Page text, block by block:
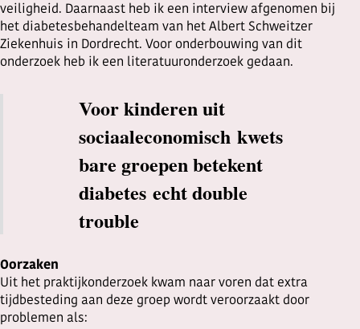
veiligheid. Daarnaast heb ik een interview afgenomen bij
het diabetesbehandelteam van het Albert Schweitzer
Ziekenhuis in Dordrecht. Voor onderbouwing van dit
onderzoek heb ik een literatuuronderzoek gedaan.
Voor kinderen uit
sociaaleconomisch kwets
bare groepen betekent
diabetes echt double
trouble
Oorzaken
Uit het praktijkonderzoek kwam naar voren dat extra
tijdbesteding aan deze groep wordt veroorzaakt door
problemen als: